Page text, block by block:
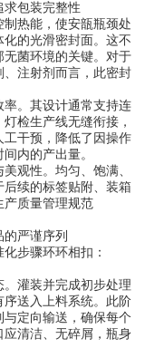
求包装完整性
热能，使安瓿瓶颈处
的光滑密封面。这不
菌环境的关键。对于
注射剂而言，此密封
。其设计通常支持连
检生产线无缝衔接，
干预，降低了因操作
内的产出量。
观性。均匀、饱满、
续的标签贴附、装箱
产质量管理规范
严谨序列
步骤环环相扣：
灌装并完成初步处理
送入上料系统。此阶
定向输送，确保每个
清洁、无碎屑，瓶身